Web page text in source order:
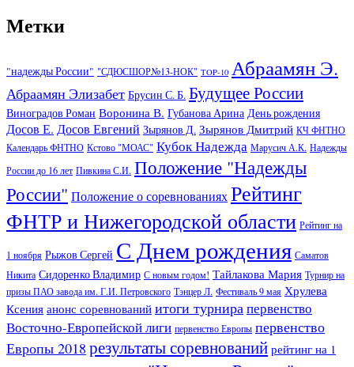
Метки
"надежды России" "СДЮСШОР№13-НОК" TOP-10 Абраамян Э.
Абраамян Элизабет Брусин С. Б. Будущее России
Виноградов Роман Воронина В. Губанова Арина День рождения
Досов Е. Досов Евгений Зырянов Д. Зырянов Дмитрий КЧ ФНТНО
Календарь ФНТНО Кстово "МОАС" Кубок Надежда Марусич А.К. Надежды
России до 16 лет Пивкина С.И. Положение "Надежды
России" Положение о соревнованияхРейтинг
ФНТР и Нижегородской области Рейтинг на
1 ноября Рыжов Сергей С Днем рождения Саматов
Никита Сидоренко Владимир С новым годом! Тайлакова Мария Турнир на
призы ПАО завода им. Г.И. Петровского Тэнцер Л. Фестиваль 9 мая Хрулева
Ксения анонс соревнований итоги турнирапервенство
Восточно-Европейской лиги первенство Европы первенство
Европы 2018 результаты соревнований рейтинг на 1